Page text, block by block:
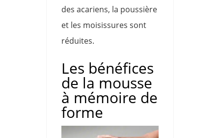
des acariens, la poussière
et les moisissures sont
réduites.
Les bénéfices
de la mousse
à mémoire de
forme